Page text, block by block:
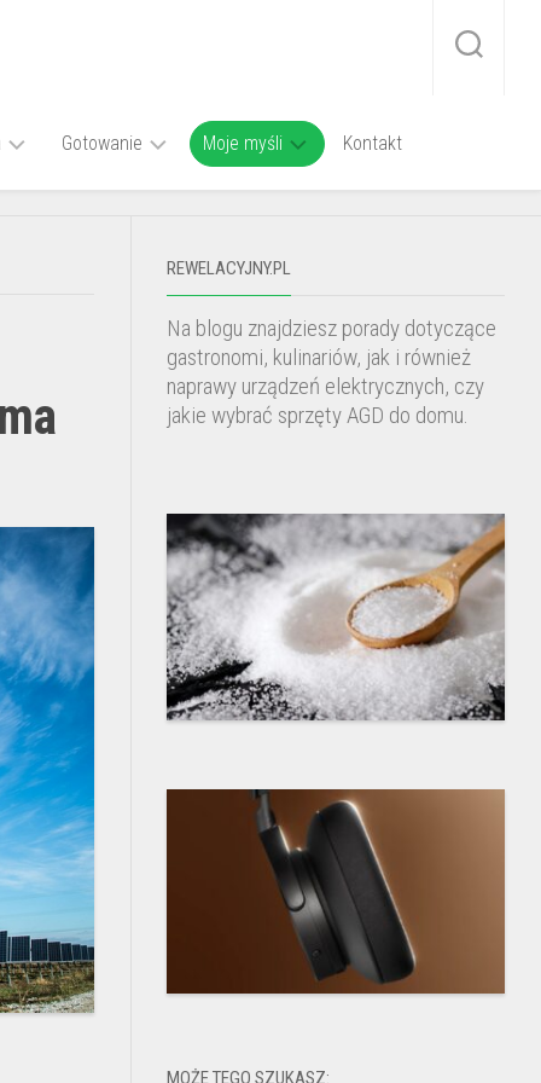
Gotowanie
w
piekarniku
Moje myśli
Fotowoltaika
w
województwie
lubelskim
Kontakt
REWELACYJNY.PL
Na blogu znajdziesz porady dotyczące
gastronomi, kulinariów, jak i również
naprawy urządzeń elektrycznych, czy
jakie wybrać sprzęty AGD do domu.
MOŻE TEGO SZUKASZ: